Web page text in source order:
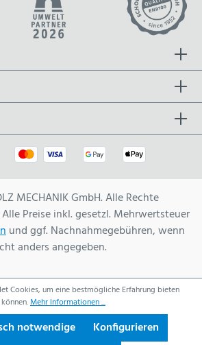
MECHANIK GmbH. Alle Rechte
Preise inkl. gesetzl. Mehrwertsteuer
und ggf. Nachnahmegebühren, wenn
anders angegeben.
Cookies, um eine bestmögliche Erfahrung bieten
Mehr Informationen ...
notwendige Konfigurieren